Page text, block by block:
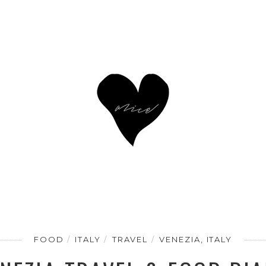
FOOD ITALY TRAVEL VENEZIA, ITALY